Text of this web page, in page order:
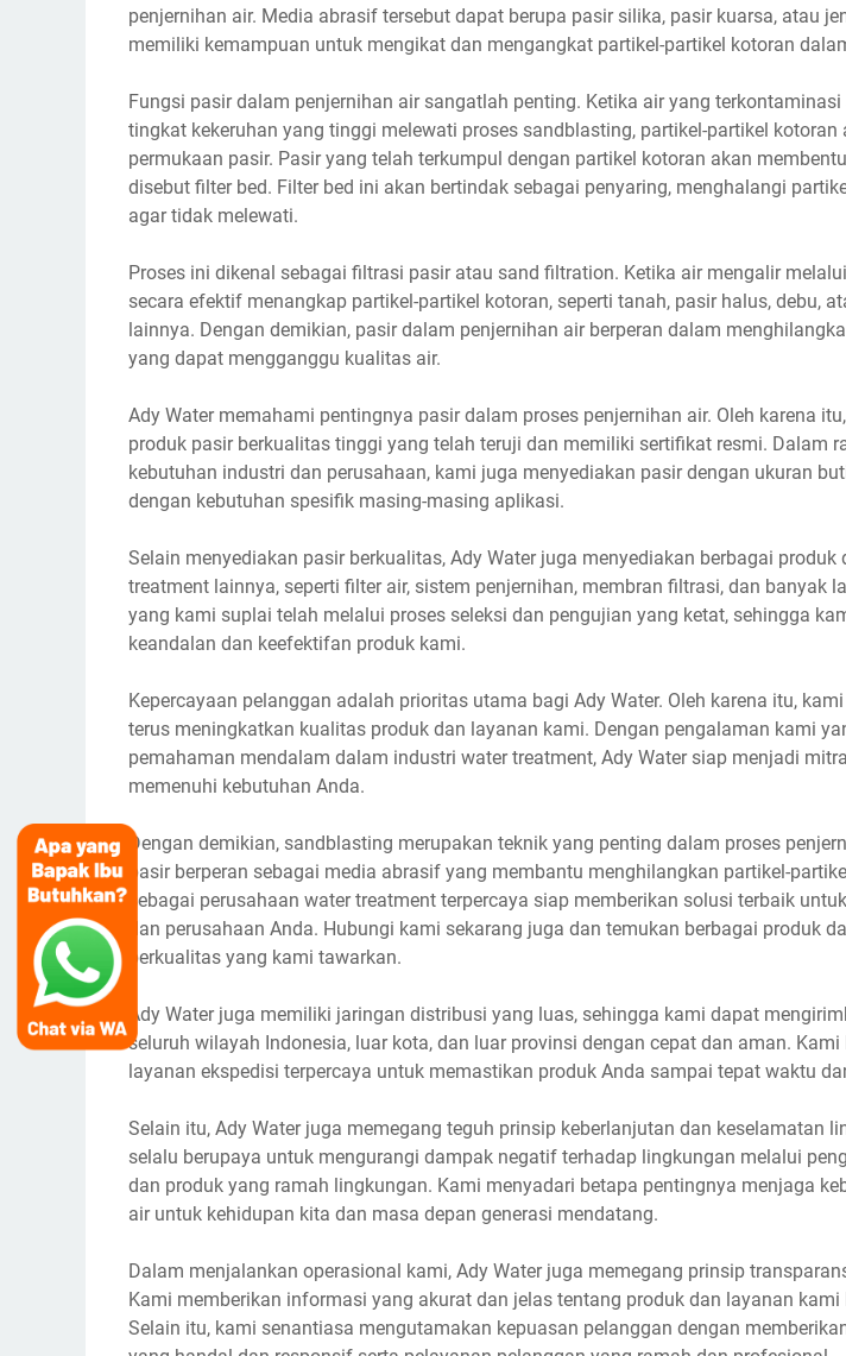
penjernihan air. Media abrasif tersebut dapat berupa pasir silika, pasir kuarsa, atau
memiliki kemampuan untuk mengikat dan mengangkat partikel-partikel kotoran
Fungsi pasir dalam penjernihan air sangatlah penting. Ketika air yang
tingkat kekeruhan yang tinggi melewati proses sandblasting, partikel-partikel kotoran
permukaan pasir. Pasir yang telah terkumpul dengan partikel kotoran akan
disebut filter bed. Filter bed ini akan bertindak sebagai penyaring, menghalangi
agar tidak melewati.
Proses ini dikenal sebagai filtrasi pasir atau sand filtration. Ketika air mengalir
secara efektif menangkap partikel-partikel kotoran, seperti tanah, pasir halus, debu,
lainnya. Dengan demikian, pasir dalam penjernihan air berperan dalam
yang dapat mengganggu kualitas air.
Ady Water memahami pentingnya pasir dalam proses penjernihan air. Oleh karena
produk pasir berkualitas tinggi yang telah teruji dan memiliki sertifikat resmi. Dalam
kebutuhan industri dan perusahaan, kami juga menyediakan pasir dengan ukuran
dengan kebutuhan spesifik masing-masing aplikasi.
Selain menyediakan pasir berkualitas, Ady Water juga menyediakan berbagai produk
treatment lainnya, seperti filter air, sistem penjernihan, membran filtrasi, dan banyak
yang kami suplai telah melalui proses seleksi dan pengujian yang ketat, sehingga
keandalan dan keefektifan produk kami.
Kepercayaan pelanggan adalah prioritas utama bagi Ady Water. Oleh karena itu,
terus meningkatkan kualitas produk dan layanan kami. Dengan pengalaman kami
pemahaman mendalam dalam industri water treatment, Ady Water siap menjadi
memenuhi kebutuhan Anda.
Dengan demikian, sandblasting merupakan teknik yang penting dalam proses
pasir berperan sebagai media abrasif yang membantu menghilangkan partikel-
sebagai perusahaan water treatment terpercaya siap memberikan solusi terbaik
dan perusahaan Anda. Hubungi kami sekarang juga dan temukan berbagai produk
berkualitas yang kami tawarkan.
Ady Water juga memiliki jaringan distribusi yang luas, sehingga kami dapat
seluruh wilayah Indonesia, luar kota, dan luar provinsi dengan cepat dan aman. Kami
layanan ekspedisi terpercaya untuk memastikan produk Anda sampai tepat waktu
Selain itu, Ady Water juga memegang teguh prinsip keberlanjutan dan keselamatan
selalu berupaya untuk mengurangi dampak negatif terhadap lingkungan melalui
dan produk yang ramah lingkungan. Kami menyadari betapa pentingnya menjaga
air untuk kehidupan kita dan masa depan generasi mendatang.
Dalam menjalankan operasional kami, Ady Water juga memegang prinsip
Kami memberikan informasi yang akurat dan jelas tentang produk dan layanan kami
Selain itu, kami senantiasa mengutamakan kepuasan pelanggan dengan